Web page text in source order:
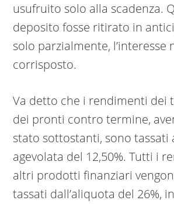
usufruito solo alla scadenza.
deposito fosse ritirato in
solo parzialmente, l’interesse
corrisposto.
Va detto che i rendimenti dei
dei pronti contro termine,
stato sottostanti, sono tassati
agevolata del 12,50%. Tutti i
altri prodotti finanziari
tassati dall’aliquota del 26%,